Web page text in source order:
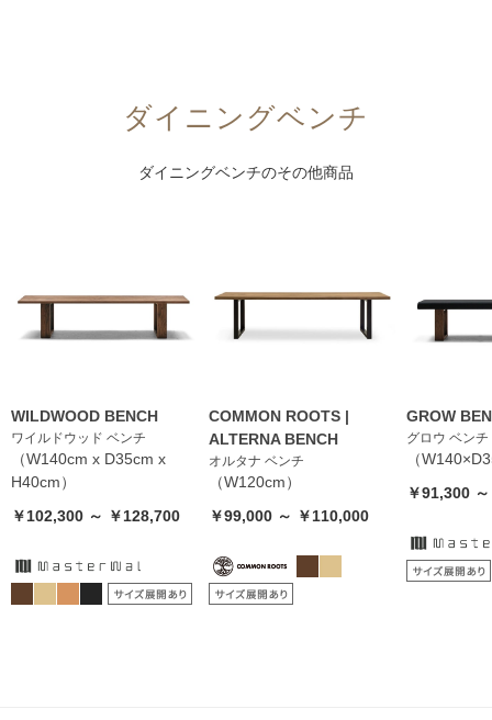
ダイニングベンチ
ダイニングベンチのその他商品
WILDWOOD BENCH
ワイルドウッド ベンチ
（W140cm x D35cm x
H40cm）
￥102,300 ～ ￥128,700
COMMON ROOTS |
ALTERNA BENCH
オルタナ ベンチ
（W120cm）
￥99,000 ～ ￥110,000
GROW
グロウ ベンチ
（
￥91,300